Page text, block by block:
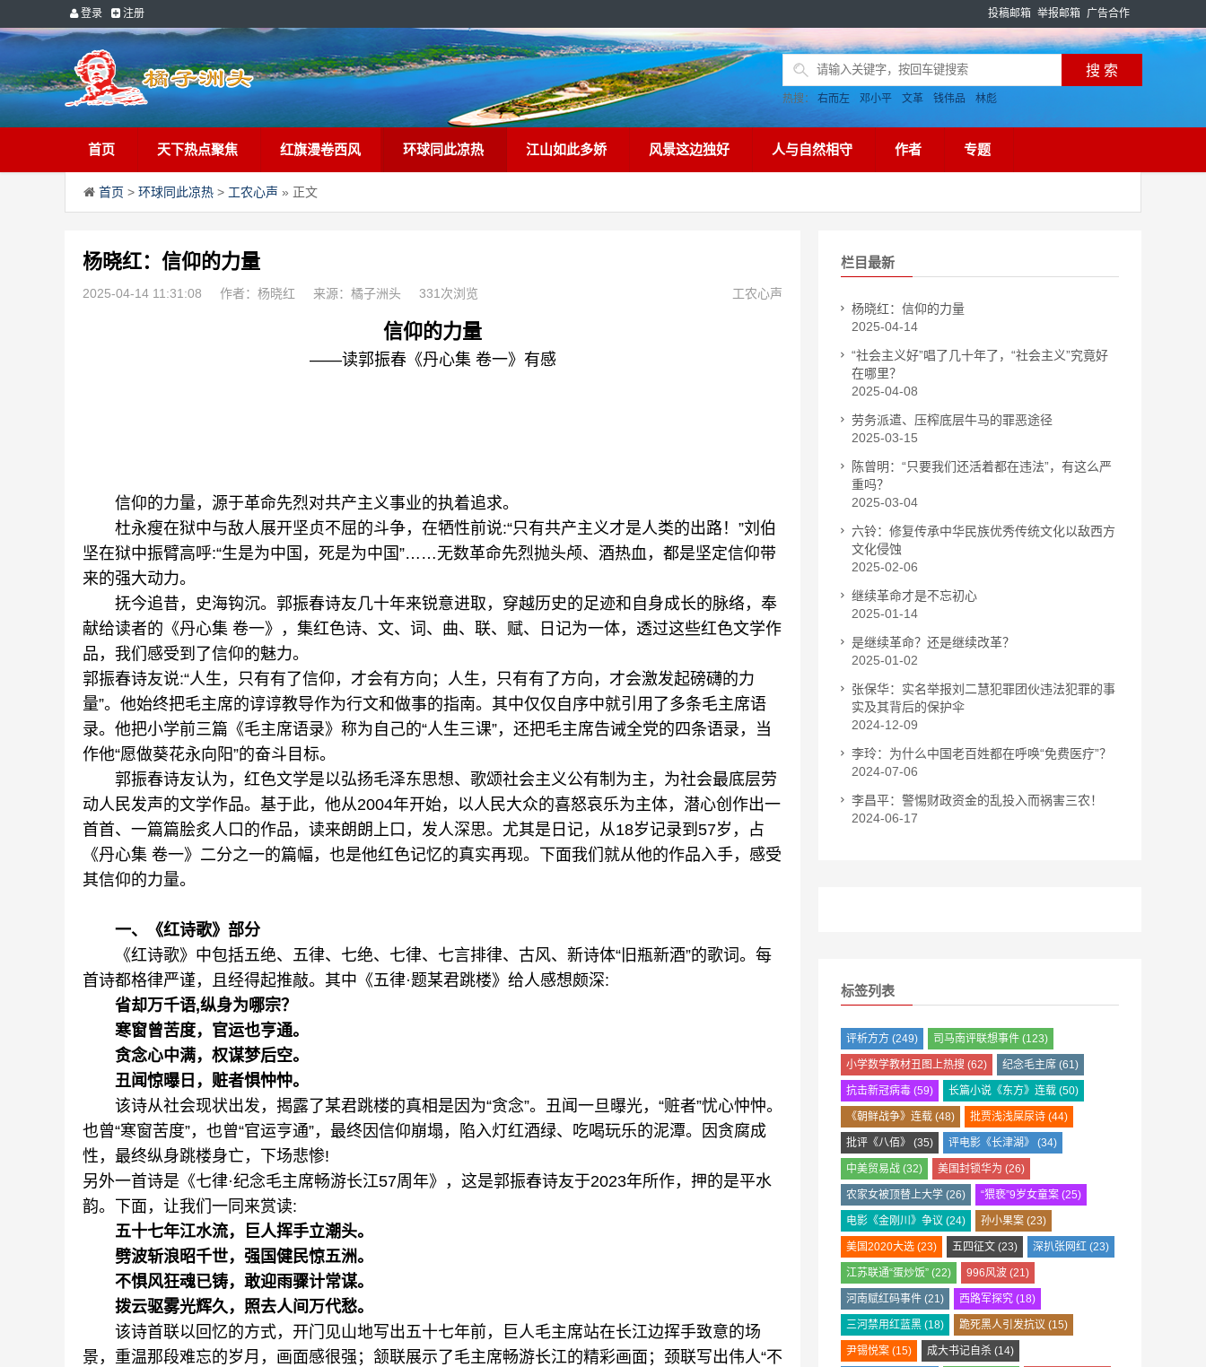
登录 注册 投稿邮箱 举报邮箱 广告合作
热搜： 右而左 邓小平 文革 钱伟品 林彪
首页 天下热点聚焦 红旗漫卷西风 环球同此凉热 江山如此多娇 风景这边独好 人与自然相守 作者 专题
首页 > 环球同此凉热 > 工农心声 » 正文
杨晓红：信仰的力量
2025-04-14 11:31:08 作者：杨晓红 来源：橘子洲头 331次浏览 工农心声
信仰的力量
——读郭振春《丹心集 卷一》有感
信仰的力量，源于革命先烈对共产主义事业的执着追求。
杜永瘦在狱中与敌人展开坚贞不屈的斗争，在牺性前说:“只有共产主义才是人类的出路！”刘伯
坚在狱中振臂高呼:“生是为中国，死是为中国”……无数革命先烈抛头颅、酒热血，都是坚定信仰带
来的强大动力。
抚今追昔，史海钩沉。郭振春诗友几十年来锐意进取，穿越历史的足迹和自身成长的脉络，奉
献给读者的《丹心集 卷一》，集红色诗、文、词、曲、联、赋、日记为一体，透过这些红色文学作
品，我们感受到了信仰的魅力。
郭振春诗友说:“人生，只有有了信仰，才会有方向；人生，只有有了方向，才会激发起磅礴的力
量”。他始终把毛主席的谆谆教导作为行文和做事的指南。其中仅仅自序中就引用了多条毛主席语
录。他把小学前三篇《毛主席语录》称为自己的“人生三课”，还把毛主席告诫全党的四条语录，当
作他“愿做葵花永向阳”的奋斗目标。
郭振春诗友认为，红色文学是以弘扬毛泽东思想、歌颂社会主义公有制为主，为社会最底层劳
动人民发声的文学作品。基于此，他从2004年开始，以人民大众的喜怒哀乐为主体，潜心创作出一
首首、一篇篇脍炙人口的作品，读来朗朗上口，发人深思。尤其是日记，从18岁记录到57岁，占
《丹心集 卷一》二分之一的篇幅，也是他红色记忆的真实再现。下面我们就从他的作品入手，感受
其信仰的力量。
一、《红诗歌》部分
《红诗歌》中包括五绝、五律、七绝、七律、七言排律、古风、新诗体“旧瓶新酒”的歌词。每
首诗都格律严谨，且经得起推敲。其中《五律·题某君跳楼》给人感想颇深:
省却万千语,纵身为哪宗？
寒窗曾苦度，官运也亨通。
贪念心中满，权谋梦后空。
丑闻惊曝日，赃者惧忡忡。
该诗从社会现状出发，揭露了某君跳楼的真相是因为“贪念”。丑闻一旦曝光，“赃者”忧心忡忡。
也曾“寒窗苦度”，也曾“官运亨通”，最终因信仰崩塌，陷入灯红酒绿、吃喝玩乐的泥潭。因贪腐成
性，最终纵身跳楼身亡，下场悲惨!
另外一首诗是《七律·纪念毛主席畅游长江57周年》，这是郭振春诗友于2023年所作，押的是平水
韵。下面，让我们一同来赏读:
五十七年江水流，巨人挥手立潮头。
劈波斩浪昭千世，强国健民惊五洲。
不惧风狂魂已铸，敢迎雨骤计常谋。
拨云驱雾光辉久，照去人间万代愁。
该诗首联以回忆的方式，开门见山地写出五十七年前，巨人毛主席站在长江边挥手致意的场
景，重温那段难忘的岁月，画面感很强；颔联展示了毛主席畅游长江的精彩画面；颈联写出伟人“不
栏目最新
杨晓红：信仰的力量
2025-04-14
“社会主义好”唱了几十年了，“社会主义”究竟好
在哪里？
2025-04-08
劳务派遣、压榨底层牛马的罪恶途径
2025-03-15
陈曾明：“只要我们还活着都在违法”，有这么严
重吗？
2025-03-04
六铃：修复传承中华民族优秀传统文化以敌西方
文化侵蚀
2025-02-06
继续革命才是不忘初心
2025-01-14
是继续革命？还是继续改革？
2025-01-02
张保华：实名举报刘二慧犯罪团伙违法犯罪的事
实及其背后的保护伞
2024-12-09
李玲：为什么中国老百姓都在呼唤“免费医疗”？
2024-07-06
李昌平：警惕财政资金的乱投入而祸害三农！
2024-06-17
标签列表
评析方方 (249) 司马南评联想事件 (123)
小学数学教材丑图上热搜 (62) 纪念毛主席 (61)
抗击新冠病毒 (59) 长篇小说《东方》连载 (50)
《朝鲜战争》连载 (48) 批贾浅浅屎尿诗 (44)
批评《八佰》 (35) 评电影《长津湖》 (34)
中美贸易战 (32) 美国封锁华为 (26)
农家女被顶替上大学 (26) “猥亵”9岁女童案 (25)
电影《金刚川》争议 (24) 孙小果案 (23)
美国2020大选 (23) 五四征文 (23) 深扒张网红 (23)
江苏联通“蛋炒饭” (22) 996风波 (21)
河南赋红码事件 (21) 西路军探究 (18)
三河禁用红蓝黑 (18) 跪死黑人引发抗议 (15)
尹锡悦案 (15) 成大书记自杀 (14)